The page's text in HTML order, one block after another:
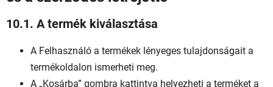
10.1. A termék kiválasztása
A Felhasználó a termékek lényeges tulajdonságait a
termékoldalon ismerheti meg.
A „Kosárba” gombra kattintva helyezheti a terméket a